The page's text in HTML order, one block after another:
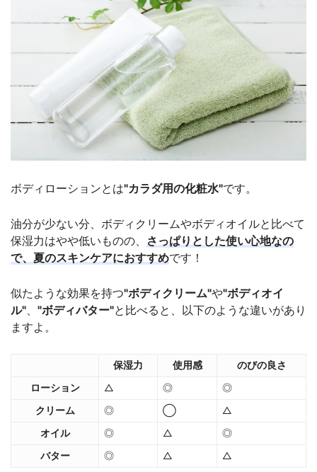
ボディローションとは"カラダ用の化粧水"です。
油分が少ない分、ボディクリームやボディオイルと比べて
保湿力はやや低いものの、 さっぱりとした使い心地なの
で、夏のスキンケアにおすすめです！
似たような効果を持つ"ボディクリーム"や"ボディオイ
ル"
"ボディバター"と比べると、以下のような違いがあり
ますよ。
保湿力 使用感
のびの良さ
ローション
△ ◎
◎
クリーム
◎ ◯
△
オイル
◎ △
◎
バター
◎ △ △